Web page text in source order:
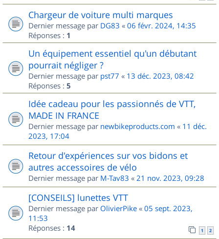
Chargeur de voiture multi marques
Dernier message par DG83 « 06 févr. 2024, 14:35
Réponses : 1
Un équipement essentiel qu'un débutant
pourrait négliger ?
Dernier message par pst77 « 13 déc. 2023, 08:42
Réponses : 5
Idée cadeau pour les passionnés de VTT,
MADE IN FRANCE
Dernier message par newbikeproducts.com « 11 déc.
2023, 17:04
Retour d'expériences sur vos bidons et
autres accessoires de vélo
Dernier message par M-Tav83 « 21 nov. 2023, 09:28
[CONSEILS] lunettes VTT
Dernier message par OlivierPike « 05 sept. 2023,
11:53
Réponses : 14 1 2